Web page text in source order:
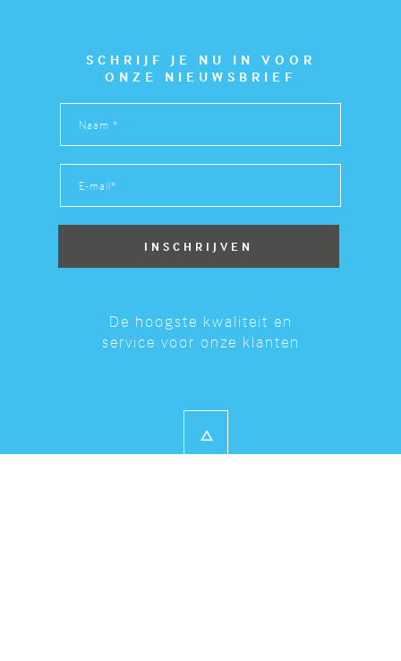
SCHRIJF JE NU IN VOOR
ONZE NIEUWSBRIEF
De hoogste kwaliteit en
service voor onze klanten